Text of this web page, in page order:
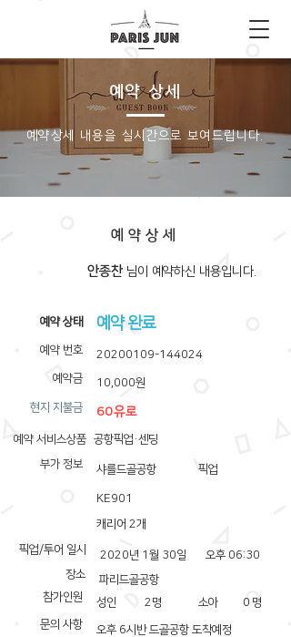
예약 상세
​예약상세 내용을 실시간으로 보여드립니다.
예약상세
안종찬 ​님이 예약하신 내용입니다.
​예약 상태
예약 번호
예약금
​현지 지불금
부가 정보
픽업/투어 일시
장소
참가인원
문의 사항
예약 서비스상품
예약 완료
20200109-144024
10,000원
60유로
공항픽업·센딩
샤를드골공항 픽업
KE901
캐리어 2개
2020년 1월 30일
오후 06:30
파리드골공항
성인
2명 소아 0 명
오후 6시반 드골공항 도착예정